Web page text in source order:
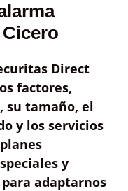
Direct
factores,
, su tamaño, el
y los servicios
planes
y
para adaptarnos